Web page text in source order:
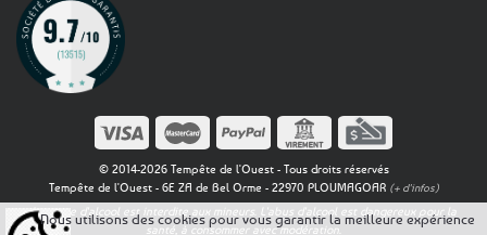
© 2014-2026 Tempête de l'Ouest - Tous droits réservés
Tempête de l'Ouest - 6E ZA de Bel Orme - 22970 PLOUMAGOAR (+ d'infos)
La vente d'alcool est interdite aux mineurs. L'abus d'alcool est dangereux pour la
santé, à consommer avec modération.
Nous utilisons des cookies pour vous garantir la meilleure expérience